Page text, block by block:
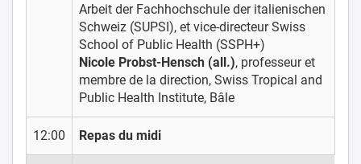
Arbeit der Fachhochschule der italienischen
Schweiz (SUPSI), et vice-directeur Swiss
School of Public Health (SSPH+)
Nicole Probst-Hensch (all.), professeur et
membre de la direction, Swiss Tropical and
Public Health Institute, Bâle
12:00 Repas du midi